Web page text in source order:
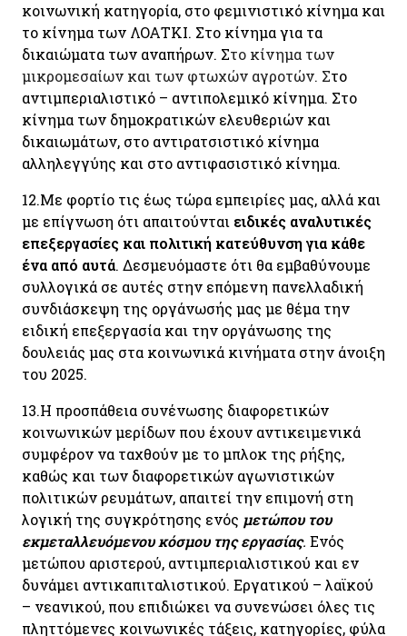
κοινωνική κατηγορία, στο φεμινιστικό κίνημα και
το κίνημα των ΛΟΑΤΚΙ. Στο κίνημα για τα
δικαιώματα των αναπήρων. Στο κίνημα των
μικρομεσαίων και των φτωχών αγροτών. Στο
αντιμπεριαλιστικό – αντιπολεμικό κίνημα. Στο
κίνημα των δημοκρατικών ελευθεριών και
δικαιωμάτων, στο αντιρατσιστικό κίνημα
αλληλεγγύης και στο αντιφασιστικό κίνημα.
12.Με φορτίο τις έως τώρα εμπειρίες μας, αλλά και
με επίγνωση ότι απαιτούνται ειδικές αναλυτικές
επεξεργασίες και πολιτική κατεύθυνση για κάθε
ένα από αυτά. Δεσμευόμαστε ότι θα εμβαθύνουμε
συλλογικά σε αυτές στην επόμενη πανελλαδική
συνδιάσκεψη της οργάνωσής μας με θέμα την
ειδική επεξεργασία και την οργάνωσης της
δουλειάς μας στα κοινωνικά κινήματα στην άνοιξη
του 2025.
13.Η προσπάθεια συνένωσης διαφορετικών
κοινωνικών μερίδων που έχουν αντικειμενικά
συμφέρον να ταχθούν με το μπλοκ της ρήξης,
καθώς και των διαφορετικών αγωνιστικών
πολιτικών ρευμάτων, απαιτεί την επιμονή στη
λογική της συγκρότησης ενός μετώπου του
εκμεταλλευόμενου κόσμου της εργασίας. Ενός
μετώπου αριστερού, αντιμπεριαλιστικού και εν
δυνάμει αντικαπιταλιστικού. Εργατικού – λαϊκού
– νεανικού, που επιδιώκει να συνενώσει όλες τις
πληττόμενες κοινωνικές τάξεις, κατηγορίες, φύλα